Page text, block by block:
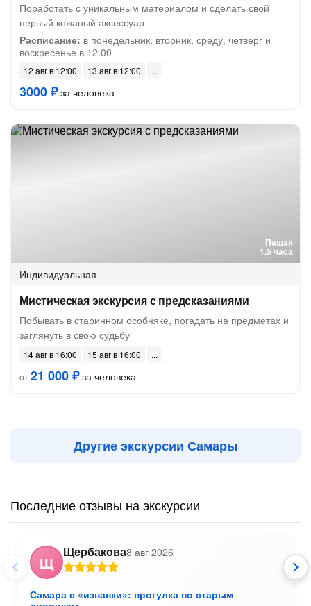
Поработать с уникальным материалом и сделать свой
первый кожаный аксессуар
Расписание: в понедельник, вторник, среду, четверг и
воскресенье в 12:00
12 авг в 12:00 13 авг в 12:00
3000 ₽за человека
Пешая
1.5 часа
Индивидуальная
Мистическая экскурсия с предсказаниями
Побывать в старинном особняке, погадать на предметах и
заглянуть в свою судьбу
14 авг в 16:00
15 авг в 16:00
от21 000 ₽за человека
Другие экскурсии Самары
Последние отзывы на экскурсии
Щ
Щербакова8 авг 2026
Самара с «изнанки»: прогулка по старым